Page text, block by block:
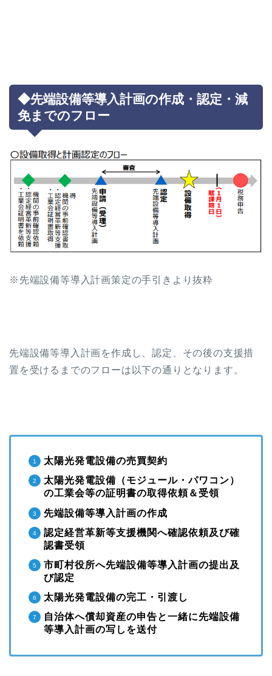
◆先端設備等導入計画の作成・認定・減
免までのフロー
※先端設備等導入計画策定の手引きより抜粋
先端設備等導入計画を作成し、認定、その後の支援措
置を受けるまでのフローは以下の通りとなります。
太陽光発電設備の売買契約
太陽光発電設備（モジュール・パワコン）
の工業会等の証明書の取得依頼＆受領
先端設備等導入計画の作成
認定経営革新等支援機関へ確認依頼及び確
認書受領
市町村役所へ先端設備等導入計画の提出及
び認定
太陽光発電設備の完工・引渡し
自治体へ償却資産の申告と一緒に先端設備
等導入計画の写しを送付